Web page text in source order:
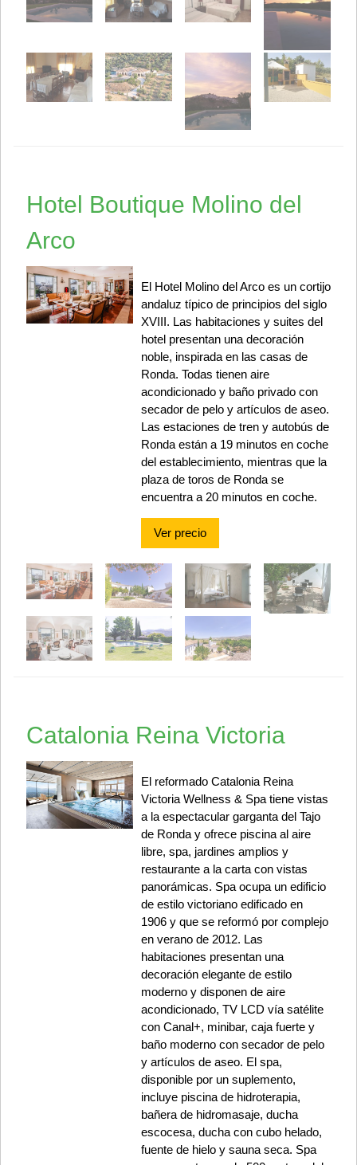
Hotel Boutique Molino del
Arco
El Hotel Molino del Arco es un cortijo
andaluz típico de principios del siglo
XVIII. Las habitaciones y suites del
hotel presentan una decoración
noble, inspirada en las casas de
Ronda. Todas tienen aire
acondicionado y baño privado con
secador de pelo y artículos de aseo.
Las estaciones de tren y autobús de
Ronda están a 19 minutos en coche
del establecimiento, mientras que la
plaza de toros de Ronda se
encuentra a 20 minutos en coche.
Ver precio
Catalonia Reina Victoria
El reformado Catalonia Reina
Victoria Wellness & Spa tiene vistas
a la espectacular garganta del Tajo
de Ronda y ofrece piscina al aire
libre, spa, jardines amplios y
restaurante a la carta con vistas
panorámicas. Spa ocupa un edificio
de estilo victoriano edificado en
1906 y que se reformó por complejo
en verano de 2012. Las
habitaciones presentan una
decoración elegante de estilo
moderno y disponen de aire
acondicionado, TV LCD vía satélite
con Canal+, minibar, caja fuerte y
baño moderno con secador de pelo
y artículos de aseo. El spa,
disponible por un suplemento,
incluye piscina de hidroterapia,
bañera de hidromasaje, ducha
escocesa, ducha con cubo helado,
fuente de hielo y sauna seca. Spa